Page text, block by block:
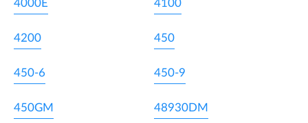
4000E 4100
4200 450
450-6 450-9
450GM 48930DM